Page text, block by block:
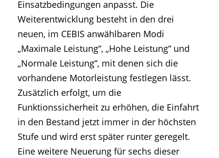
Einsatzbedingungen anpasst. Die
Weiterentwicklung besteht in den drei
neuen, im CEBIS anwählbaren Modi
„Maximale Leistung“, „Hohe Leistung“ und
„Normale Leistung“, mit denen sich die
vorhandene Motorleistung festlegen lässt.
Zusätzlich erfolgt, um die
Funktionssicherheit zu erhöhen, die Einfahrt
in den Bestand jetzt immer in der höchsten
Stufe und wird erst später runter geregelt.
Eine weitere Neuerung für sechs dieser